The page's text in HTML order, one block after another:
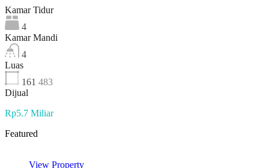
Kamar Tidur
4
Kamar Mandi
4
Luas
161 483
Dijual
Rp5.7 Miliar
Featured
View Property